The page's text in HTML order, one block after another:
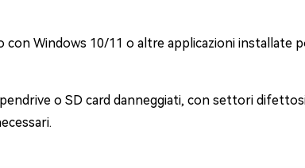
Windows 10/11 o altre applicazioni installate
o SD card danneggiati, con settori